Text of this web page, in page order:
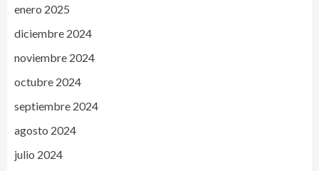
enero 2025
diciembre 2024
noviembre 2024
octubre 2024
septiembre 2024
agosto 2024
julio 2024